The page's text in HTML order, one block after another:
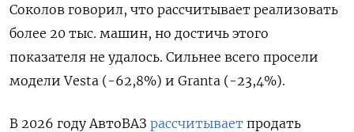
Соколов говорил, что рассчитывает реализовать
более 20 тыс. машин, но достичь этого
показателя не удалось. Сильнее всего просели
модели Vesta (-62,8%) и Granta (-23,4%).
В 2026 году АвтоВАЗ рассчитывает продать